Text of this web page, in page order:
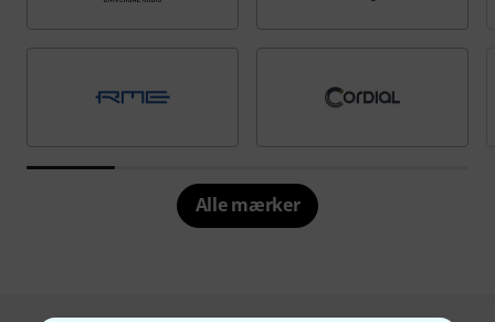
Alle mærker